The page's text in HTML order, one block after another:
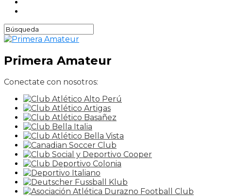
Primera Amateur
Conectate con nosotros: